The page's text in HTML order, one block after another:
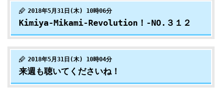
2018年5月31日(木) 10時06分
Kimiya-Mikami-Revolution！-NO.３１２
2018年5月31日(木) 10時04分
来週も聴いてくださいね！